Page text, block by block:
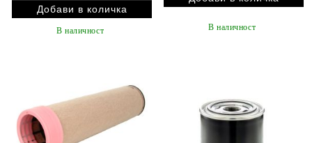
В наличност В наличност